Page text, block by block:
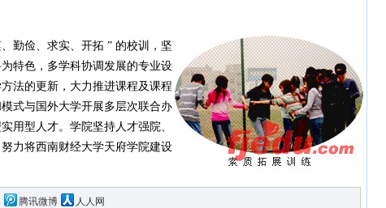
勤俭、求实、开拓 ” 的校训，坚
特色，多学科协调发展的专业设
法的更新，大力推进课程及课程
式与国外大学开展多层次联合办
用型人才。学院坚持人才强院、
力将西南财经大学天府学院建设
腾讯微博 人人网